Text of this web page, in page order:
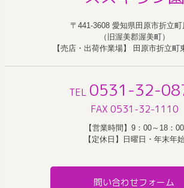
〒441-3608 愛知県田原市折立町
（旧渥美郡渥美町）
【売店・出荷作業場】 田原市折立町
TEL 0531-32-
FAX 0531-32-1110
【営業時間】9：00～18：00
【定休日】日曜日・年末年
問い合わせフォーム